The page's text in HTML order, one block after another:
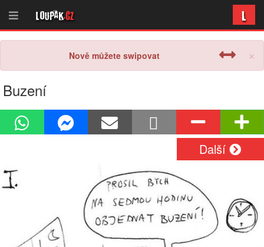
Loupak.cz L
×
Nově můžete swipovat
Buzení
Další